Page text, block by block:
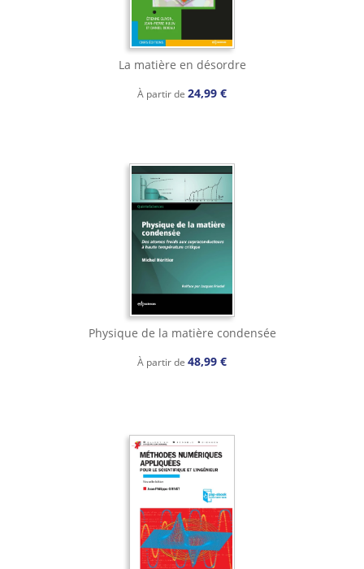
La matière en désordre
À partir de 24,99 €
Physique de la matière condensée
À partir de 48,99 €